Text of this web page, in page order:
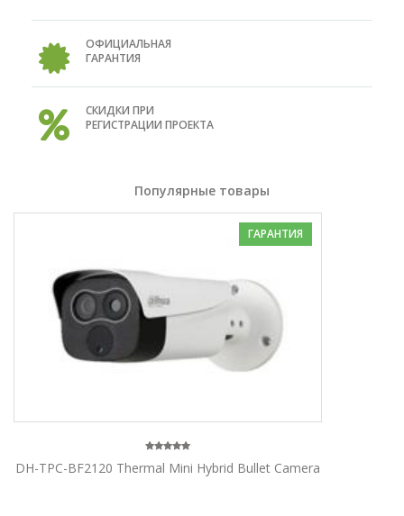
ОФИЦИАЛЬНАЯ
ГАРАНТИЯ
СКИДКИ ПРИ
РЕГИСТРАЦИИ ПРОЕКТА
Популярные товары
ГАРАНТИЯ
DH-TPC-BF2120 Thermal Mini Hybrid Bullet Camera